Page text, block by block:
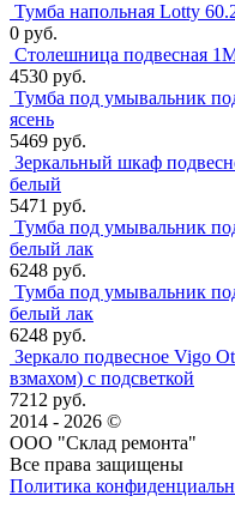
Тумба напольная Lotty
0 руб.
Столешница подвесная
4530 руб.
Тумба под умывальник
ясень
5469 руб.
Зеркальный шкаф
белый
5471 руб.
Тумба под умывальник
белый лак
6248 руб.
Тумба под умывальник
белый лак
6248 руб.
Зеркало подвесное Vigo
взмахом) с подсветкой
7212 руб.
2014 - 2026 ©
ООО "Склад ремонта"
Все права защищены
Политика